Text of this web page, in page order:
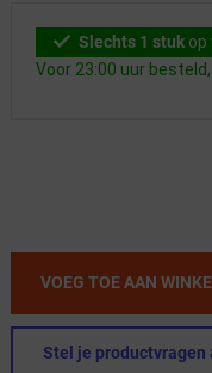
Slechts 1 stuk op
Voor 23:00 uur
VOEG TOE AAN
Stel je productvragen